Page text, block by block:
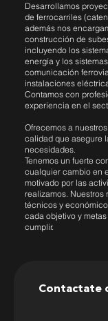
Desarrollamos
de ferrocarriles
además nos
construcción de
incluyendo los
energía y los
comunicación
instalaciones
Contamos con
experiencia en el
Ofrecemos a
calidad que asegure
necesidades.
Tenemos un fuerte
cualquier cambio en
motivado por las
realizamos. Nuestros
técnicos y
cada objetivo y
cumplir.
Contactate